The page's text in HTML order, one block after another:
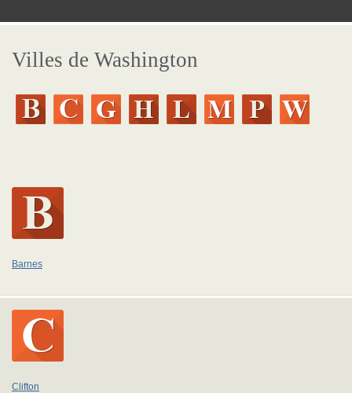
Villes de Washington
Barnes
Clifton